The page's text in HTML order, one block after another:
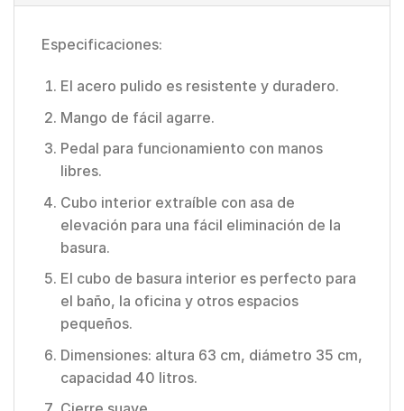
Especificaciones:
El acero pulido es resistente y duradero.
Mango de fácil agarre.
Pedal para funcionamiento con manos
libres.
Cubo interior extraíble con asa de
elevación para una fácil eliminación de la
basura.
El cubo de basura interior es perfecto para
el baño, la oficina y otros espacios
pequeños.
Dimensiones: altura 63 cm, diámetro 35 cm,
capacidad 40 litros.